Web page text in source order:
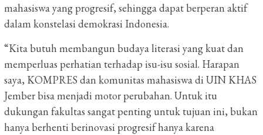
mahasiswa yang progresif, sehingga dapat berperan aktif
dalam konstelasi demokrasi Indonesia.
“Kita butuh membangun budaya literasi yang kuat dan
memperluas perhatian terhadap isu-isu sosial. Harapan
saya, KOMPRES dan komunitas mahasiswa di UIN KHAS
Jember bisa menjadi motor perubahan. Untuk itu
dukungan fakultas sangat penting untuk tujuan ini, bukan
hanya berhenti berinovasi progresif hanya karena